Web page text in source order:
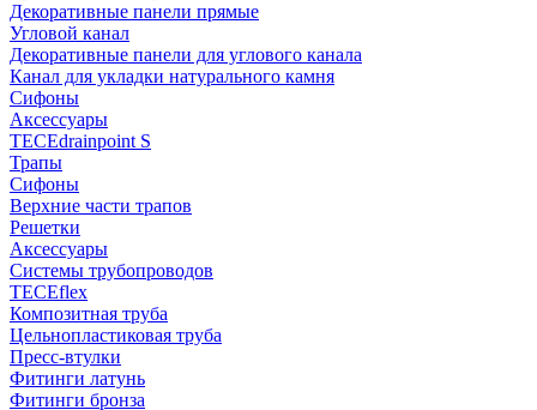
Декоративные панели прямые
Угловой канал
Декоративные панели для углового канала
Канал для укладки натурального камня
Сифоны
Аксессуары
TECEdrainpoint S
Трапы
Сифоны
Верхние части трапов
Решетки
Аксессуары
Системы трубопроводов
TECEflex
Композитная труба
Цельнопластиковая труба
Пресс-втулки
Фитинги латунь
Фитинги бронза